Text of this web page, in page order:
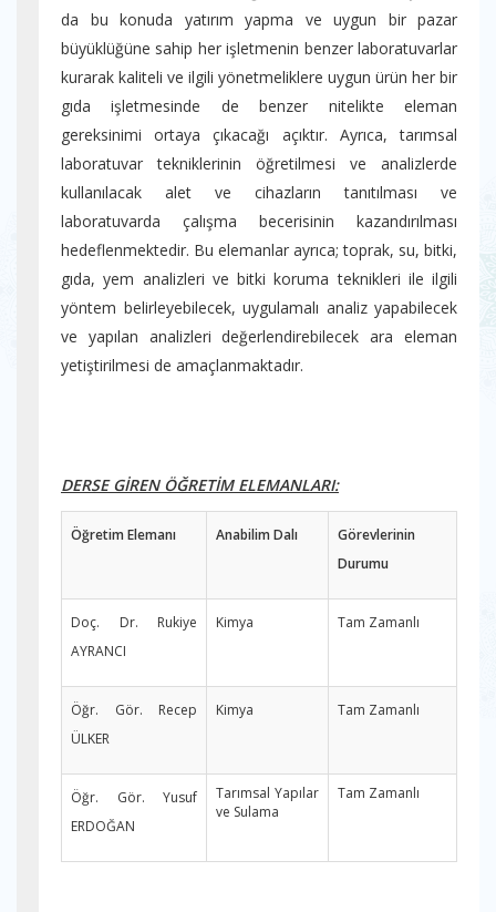
da bu konuda yatırım yapma ve uygun bir pazar
büyüklüğüne sahip her işletmenin benzer laboratuvarlar
kurarak kaliteli ve ilgili yönetmeliklere uygun ürün her bir
gıda işletmesinde de benzer nitelikte eleman
gereksinimi ortaya çıkacağı açıktır. Ayrıca, tarımsal
laboratuvar tekniklerinin öğretilmesi ve analizlerde
kullanılacak alet ve cihazların tanıtılması ve
laboratuvarda çalışma becerisinin kazandırılması
hedeflenmektedir. Bu elemanlar ayrıca; toprak, su, bitki,
gıda, yem analizleri ve bitki koruma teknikleri ile ilgili
yöntem belirleyebilecek, uygulamalı analiz yapabilecek
ve yapılan analizleri değerlendirebilecek ara eleman
yetiştirilmesi de amaçlanmaktadır.
DERSE GİREN ÖĞRETİM ELEMANLARI:
Öğretim Elemanı Anabilim Dalı
Görevlerinin
Durumu
Doç. Dr. Rukiye
AYRANCI
Kimya Tam Zamanlı
Öğr. Gör. Recep
ÜLKER
Kimya Tam Zamanlı
Öğr. Gör. Yusuf
ERDOĞAN
Tarımsal Yapılar
ve Sulama
Tam Zamanlı